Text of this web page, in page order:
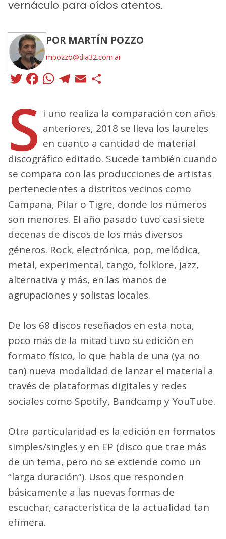
vernáculo para oídos atentos.
POR MARTÍN POZZO
mpozzo@dia32.com.ar
Twitter
Facebook
WhatsApp
Telegram
Email
S i uno realiza la comparación con años
anteriores, 2018 se lleva los laureles
en cuanto a cantidad de material
discográfico editado. Sucede también cuando
se compara con las producciones de artistas
pertenecientes a distritos vecinos como
Campana, Pilar o Tigre, donde los números
son menores. El año pasado tuvo casi siete
decenas de discos de los más diversos
géneros. Rock, electrónica, pop, melódica,
metal, experimental, tango, folklore, jazz,
alternativa y más, en las manos de
agrupaciones y solistas locales.
De los 68 discos reseñados en esta nota,
poco más de la mitad tuvo su edición en
formato físico, lo que habla de una (ya no
tan) nueva modalidad de lanzar el material a
través de plataformas digitales y redes
sociales como Spotify, Bandcamp y YouTube.
Otra particularidad es la edición en formatos
simples/singles y en EP (disco que trae más
de un tema, pero no se extiende como un
“larga duración”). Usos que responden
básicamente a las nuevas formas de
escuchar, característica de la actualidad tan
efímera.